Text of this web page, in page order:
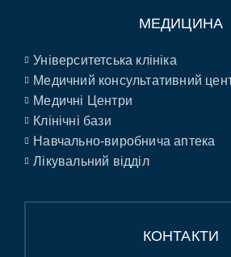
МЕДИЦИНА
Університетська клініка
Медичний консультативний
Медичні Центри
Клінічні бази
Навчально-виробнича аптека
Лікувальний відділ
КОНТАКТИ